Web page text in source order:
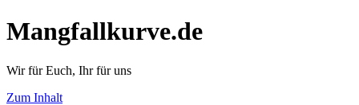
Mangfallkurve.de
Wir für Euch, Ihr für uns
Zum Inhalt